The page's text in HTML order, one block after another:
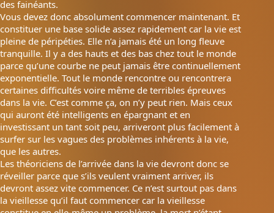
des fainéants.
Vous devez donc absolument commencer maintenant. Et
constituer une base solide assez rapidement car la vie est
pleine de péripéties. Elle n’a jamais été un long fleuve
tranquille. Il y a des hauts et des bas chez tout le monde
parce qu’une courbe ne peut jamais être continuellement
exponentielle. Tout le monde rencontre ou rencontrera
certaines difficultés voire même de terribles épreuves
dans la vie. C’est comme ça, on n’y peut rien. Mais ceux
qui auront été intelligents en épargnant et en
investissant un tant soit peu, arriveront plus facilement à
surfer sur les vagues des problèmes inhérents à la vie,
que les autres.
Les théoriciens de l’arrivée dans la vie devront donc se
réveiller parce que s’ils veulent vraiment arriver, ils
devront assez vite commencer. Ce n’est surtout pas dans
la vieillesse qu’il faut commencer car la vieillesse